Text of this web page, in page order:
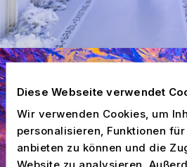
Diese Webseite verwendet
Wir verwenden Cookies, um
personalisieren, Funktionen
anbieten zu können und die
Website zu analysieren.